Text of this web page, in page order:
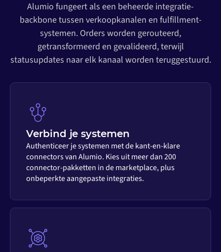
Alumio fungeert als een beheerde integratie-
backbone tussen verkoopkanalen en fulfillment-
systemen. Orders worden gerouteerd,
getransformeerd en gevalideerd, terwijl
statusupdates naar elk kanaal worden teruggestuurd.
Verbind je systemen
Authenticeer je systemen met de kant-en-klare
connectors van Alumio. Kies uit meer dan 200
connector-pakketten in de marketplace, plus
onbeperkte aangepaste integraties.